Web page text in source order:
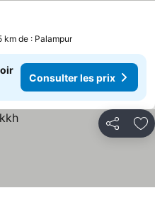
km de : Palampur
Consulter les prix
Partager